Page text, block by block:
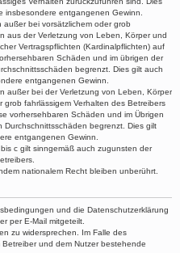
insbesondere entgangenen Gewinn.
bei vorsätzlichem oder grob
aus der Verletzung von Leben, Körper und
Vertragspflichten (Kardinalpflichten) auf
Schäden und im übrigen der
begrenzt. Dies gilt auch
entgangenen Gewinn.
außer bei der Verletzung von Leben, Körper
fahrlässigem Verhalten des Betreibers
vorhersehbaren Schäden und im Übrigen
begrenzt. Dies gilt
entgangenen Gewinn.
c gilt sinngemäß auch zugunsten der
nationalem Recht bleiben unberührt.
und die Datenschutzerklärung
per E-Mail mitgeteilt.
zu widersprechen. Im Falle des
und dem Nutzer bestehende